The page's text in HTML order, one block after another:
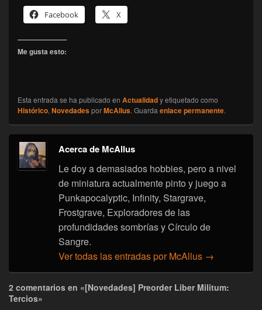
Facebook
X
Me gusta esto:
Esta entrada se ha publicado en Actualidady etiquetado como
Histórico,NovedadesporMcAllus. Guardaenlace permanente.
Acerca de McAllus
Le doy a demasiados hobbies, pero a nivel
de miniatura actualmente pinto y juego a
Punkapocalyptic, Infinity, Stargrave,
Frostgrave, Exploradores de las
profundidades sombrías y Círculo de
Sangre.
Ver todas las entradas por McAllus →
2 comentarios en «[Novedades] Preorder Liber Militum:
Tercios»